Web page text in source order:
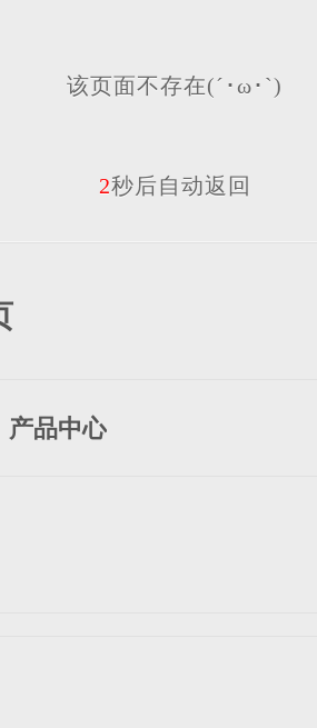
该页面不存在(´･ω･`)
2秒后自动返回
产品中心